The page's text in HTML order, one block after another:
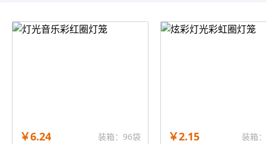
￥6.24
装箱：96袋
￥2.15
装箱